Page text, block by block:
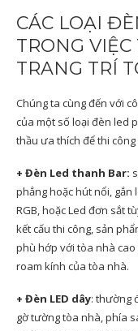
CÁC LOẠI
TRONG
TRANG TRÍ
Chúng ta cùng đến với
của một số loại đèn led
thầu ưa thích để thi
+ Đèn Led thanh Bar:
phẳng hoặc hút nổi, gắn
RGB, hoặc Led đơn sắt
kết cấu thi công, sản
phù hớp với tòa nhà
roam kính của tòa nhà.
+ Đèn LED dây: thường
gờ tường tòa nhà, phía